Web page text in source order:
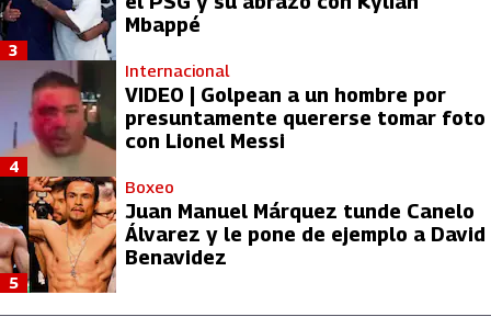
Mbappé
3
Internacional
VIDEO | Golpean a un hombre por
presuntamente quererse tomar foto
con Lionel Messi
4
Boxeo
Juan Manuel Márquez tunde Canelo
Álvarez y le pone de ejemplo a David
Benavidez
5